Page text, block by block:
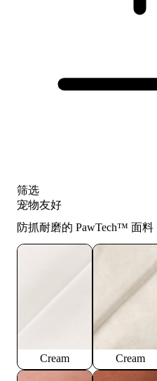
筛选
宠物友好
防抓耐磨的 PawTech™️ 面
Cream Cream